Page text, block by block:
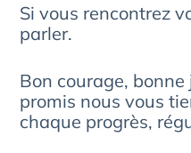
Si vous rencontrez
parler.
Bon courage,
promis nous vous
chaque progrès,